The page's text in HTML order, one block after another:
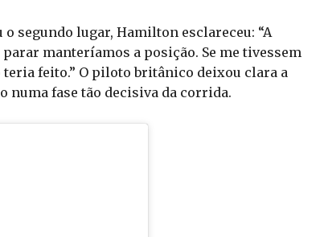
segundo lugar, Hamilton esclareceu: “A
manteríamos a posição. Se me tivessem
teria feito.” O piloto britânico deixou clara a
numa fase tão decisiva da corrida.